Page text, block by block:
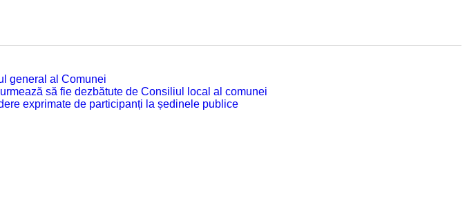
general al Comunei
să fie dezbătute de Consiliul local al comunei
exprimate de participanți la ședinele publice